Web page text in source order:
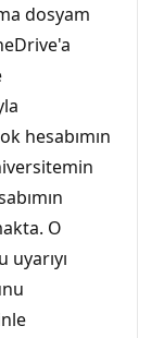
dosyam
hesabımın
O